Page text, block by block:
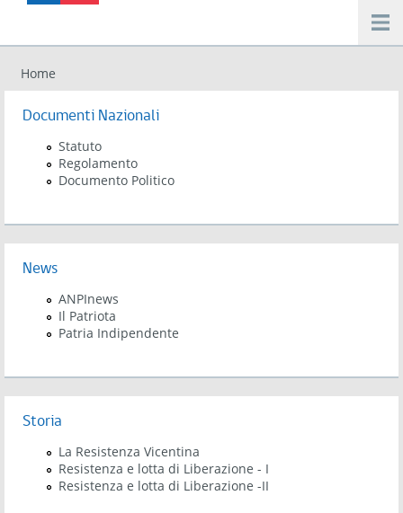
Salta al contenuto principale
Tu sei qui
Home
Documenti Nazionali
Statuto
Regolamento
Documento Politico
News
ANPInews
Il Patriota
Patria Indipendente
Storia
La Resistenza Vicentina
Resistenza e lotta di Liberazione - I
Resistenza e lotta di Liberazione -II